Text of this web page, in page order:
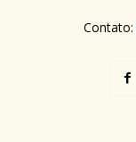
Contato: